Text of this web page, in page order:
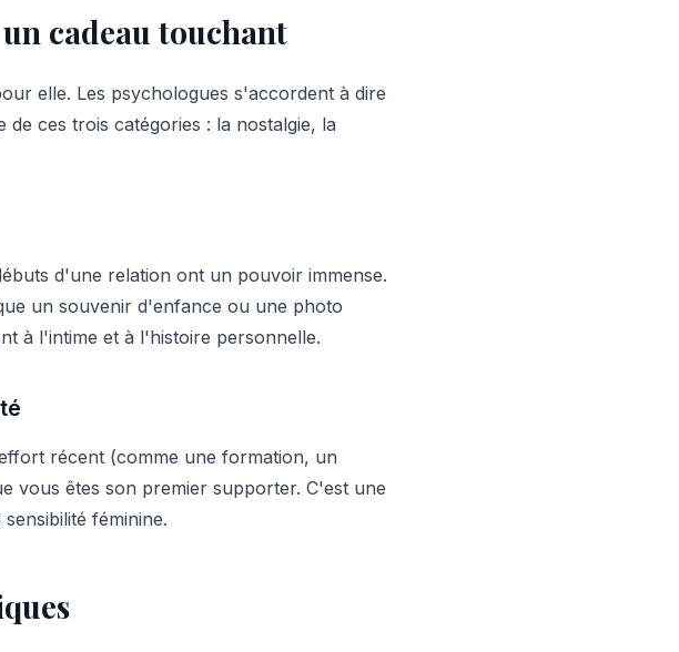
cadeau touchant
elle. Les psychologues s'accordent à dire
ces trois catégories : la nostalgie, la
d'une relation ont un pouvoir immense.
un souvenir d'enfance ou une photo
à l'intime et à l'histoire personnelle.
récent (comme une formation, un
vous êtes son premier supporter. C'est une
féminine.